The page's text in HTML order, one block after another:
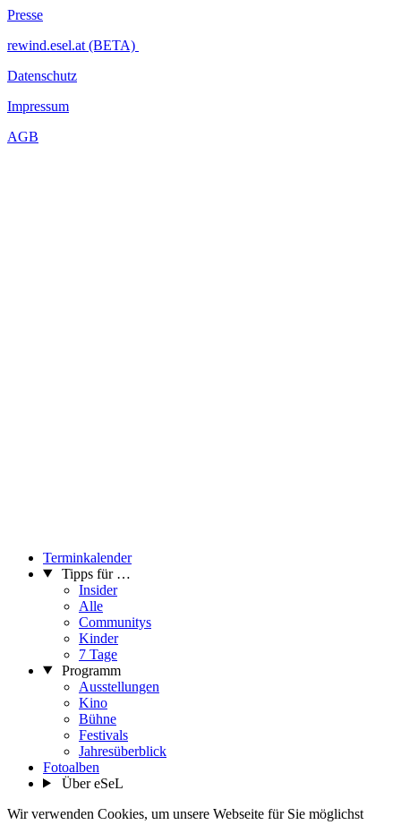
Presse
rewind.esel.at (BETA)
Datenschutz
Impressum
AGB
Terminkalender
Tipps für …
Insider
Alle
Communitys
Kinder
7 Tage
Programm
Ausstellungen
Kino
Bühne
Festivals
Jahresüberblick
Fotoalben
Über eSeL
Wir verwenden Cookies, um unsere Webseite für Sie möglichst